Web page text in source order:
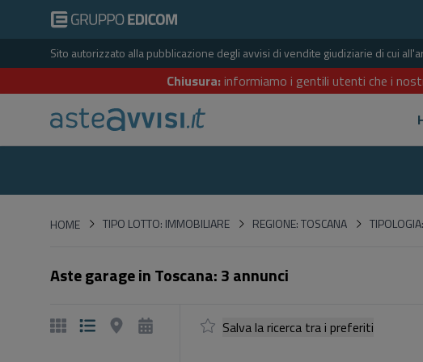
Sito autorizzato alla pubblicazione degli avvisi di vendite giudiziarie di cui
Chiusura: informiamo i gentili utenti che i
HOMEHOMETIPO LOTTO: IMMOBILIARE REGIONE: TOSCANA
Aste garage in Toscana: 3 annunci
Salva la ricerca tra i preferiti